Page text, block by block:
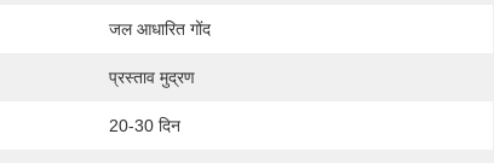
जल आधारित गोंद
प्रस्ताव मुद्रण
20-30 दिन